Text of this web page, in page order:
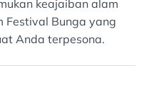
keajaiban alam
Festival Bunga yang
Anda terpesona.